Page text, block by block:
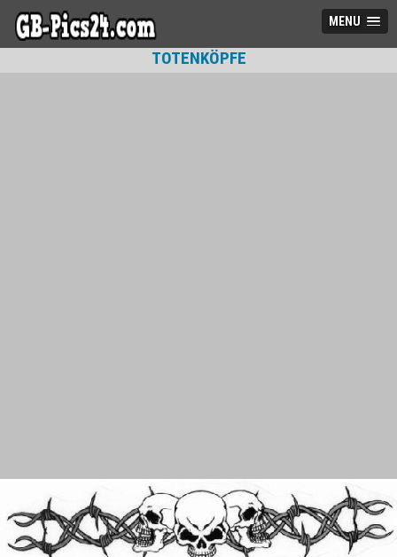
MENU
TOTENKÖPFE